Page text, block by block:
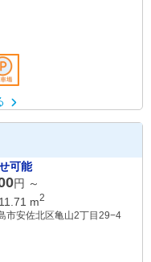
可能
円 ～
11.71 m2
市安佐北区亀山2丁目29−4